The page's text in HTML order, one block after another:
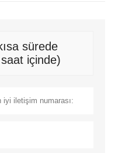
sürede
içinde)